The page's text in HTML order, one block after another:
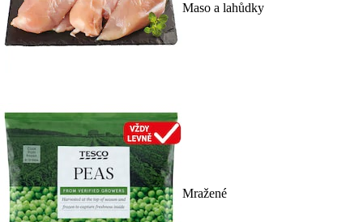
Maso a lahůdky
Mražené